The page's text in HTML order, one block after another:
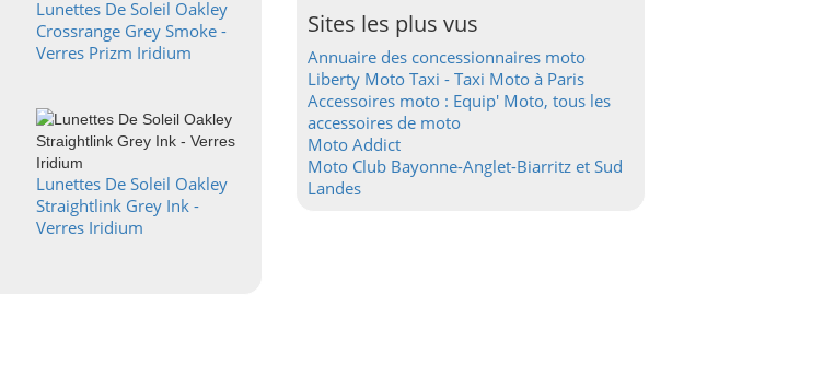
Lunettes De Soleil Oakley
Crossrange Grey Smoke -
Verres Prizm Iridium
Lunettes De Soleil Oakley
Straightlink Grey Ink -
Verres Iridium
Sites les plus vus
Annuaire des concessionnaires moto
Liberty Moto Taxi - Taxi Moto à Paris
Accessoires moto : Equip' Moto, tous les
accessoires de moto
Moto Addict
Moto Club Bayonne-Anglet-Biarritz et Sud
Landes